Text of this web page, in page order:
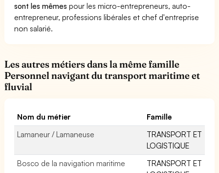
sont les mêmes pour les micro-entrepreneurs, auto-
entrepreneur, professions libérales et chef d'entreprise
non salarié.
Les autres métiers dans la même famille
Personnel navigant du transport maritime et
fluvial
Nom du métier
Famille
Lamaneur / Lamaneuse
TRANSPORT ET
LOGISTIQUE
Bosco de la navigation maritime
TRANSPORT ET